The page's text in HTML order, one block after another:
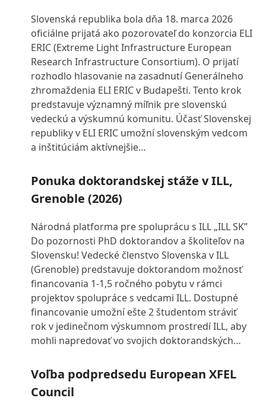
Slovenská republika bola dňa 18. marca 2026
oficiálne prijatá ako pozorovateľ do konzorcia ELI
ERIC (Extreme Light Infrastructure European
Research Infrastructure Consortium). O prijatí
rozhodlo hlasovanie na zasadnutí Generálneho
zhromaždenia ELI ERIC v Budapešti. Tento krok
predstavuje významný míľnik pre slovenskú
vedeckú a výskumnú komunitu. Účasť Slovenskej
republiky v ELI ERIC umožní slovenským vedcom
a inštitúciám aktívnejšie…
Ponuka doktorandskej stáže v ILL,
Grenoble (2026)
Národná platforma pre spoluprácu s ILL „ILL SK”
Do pozornosti PhD doktorandov a školiteľov na
Slovensku! Vedecké členstvo Slovenska v ILL
(Grenoble) predstavuje doktorandom možnosť
financovania 1-1,5 ročného pobytu v rámci
projektov spolupráce s vedcami ILL. Dostupné
financovanie umožní ešte 2 študentom stráviť
rok v jedinečnom výskumnom prostredí ILL, aby
mohli napredovať vo svojich doktorandských…
Voľba podpredsedu European XFEL
Council